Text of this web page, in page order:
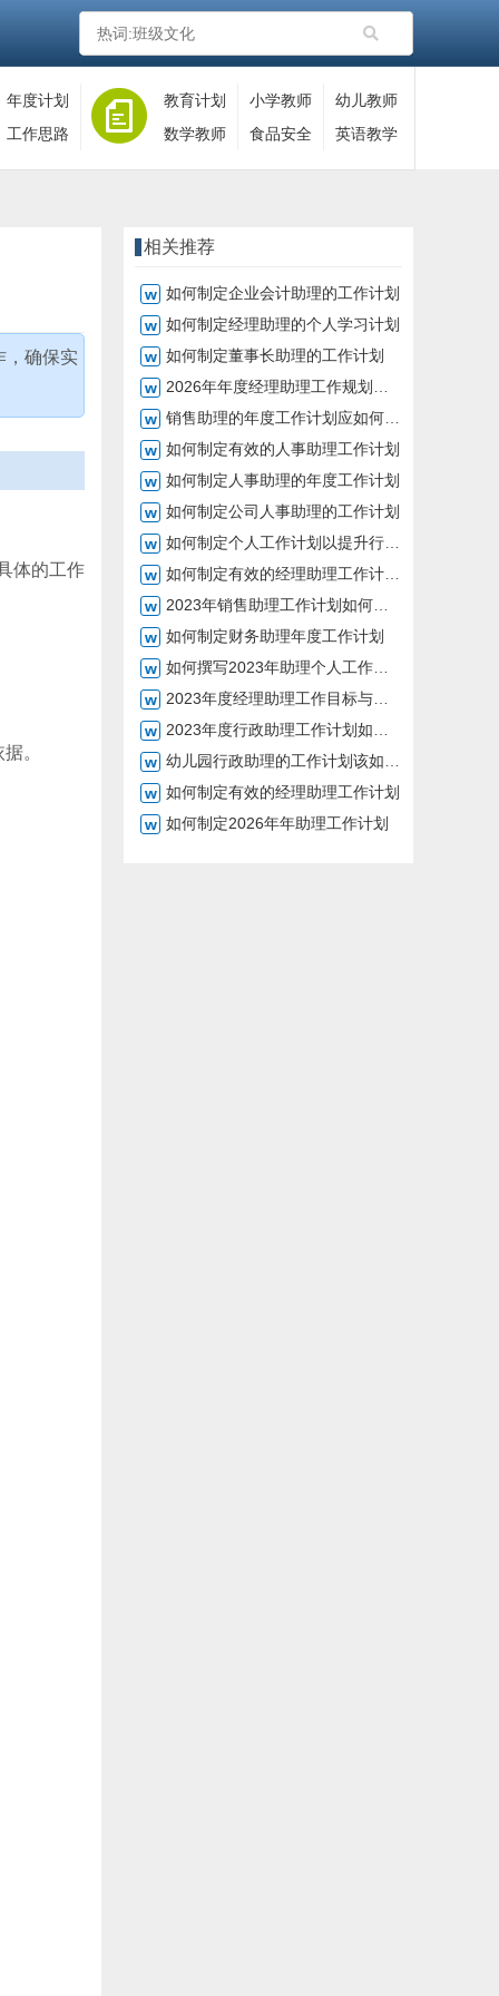
年度计划
工作思路
教育计划 小学教师
幼儿教师
数学教师
食品安全 英语教学
，确保实
体的工作
。
相关推荐
如何制定企业会计助理的工作计划
如何制定经理助理的个人学习计划
如何制定董事长助理的工作计划
2026年年度经理助理工作规划如何制定
销售助理的年度工作计划应如何制定
如何制定有效的人事助理工作计划
如何制定人事助理的年度工作计划
如何制定公司人事助理的工作计划
如何制定个人工作计划以提升行政助理工作效率
如何制定有效的经理助理工作计划2026年
2023年销售助理工作计划如何制定
如何制定财务助理年度工作计划
如何撰写2023年助理个人工作计划
2023年度经理助理工作目标与计划探讨
2023年度行政助理工作计划如何制定
幼儿园行政助理的工作计划该如何制定
如何制定有效的经理助理工作计划
如何制定2026年年助理工作计划